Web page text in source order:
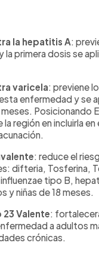
la hepatitis A:
la primera dosis se
varicela: previene
enfermedad y se
meses. Posicionando
región en incluirla en
: reduce el
difteria, Tosferina,
tipo B,
y niñas de 18 meses.
Valente:
a adultos
crónicas.